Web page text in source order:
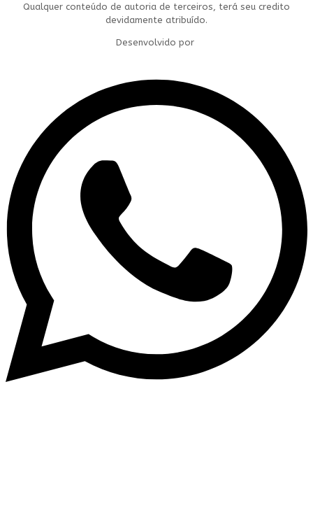
Qualquer conteúdo de autoria de terceiros, terá seu credito
devidamente atribuído.
Desenvolvido por